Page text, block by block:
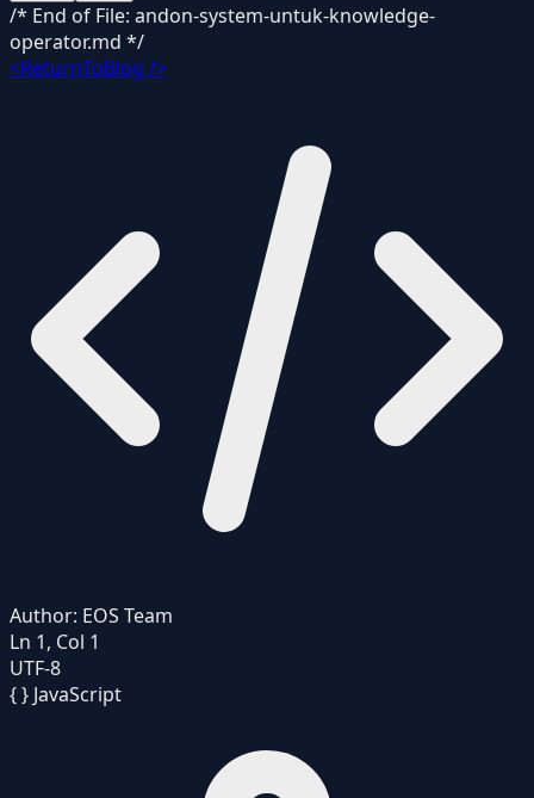
/* End of File: andon-system-untuk-knowledge-
operator.md */
<ReturnToBlog />
Author: EOS Team
Ln 1, Col 1
UTF-8
{ } JavaScript